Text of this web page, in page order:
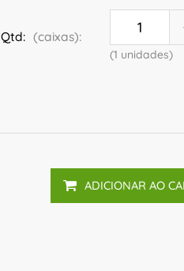
Qtd: (caixas):
(1 unidades)
ADICIONAR AO